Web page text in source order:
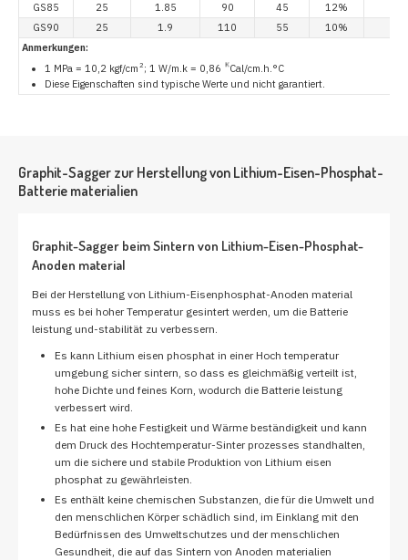
GS85
25 1.85 90 45 12%
GS90
25 1.9 110 55 10%
Anmerkungen:
1 MPa = 10,2 kgf/cm 2 ; 1 W/m.k = 0,86 KCal/cm.h.°C
Diese Eigenschaften sind typische Werte und nicht garantiert.
Graphit-Sagger zur Herstellung von Lithium-Eisen-Phosphat-
Batterie materialien
Graphit-Sagger beim Sintern von Lithium-Eisen-Phosphat-
Anoden material
Bei der Herstellung von Lithium-Eisenphosphat-Anoden material
muss es bei hoher Temperatur gesintert werden, um die Batterie
leistung und-stabilität zu verbessern.
Es kann Lithium eisen phosphat in einer Hoch temperatur
umgebung sicher sintern, so dass es gleichmäßig verteilt ist,
hohe Dichte und feines Korn, wodurch die Batterie leistung
verbessert wird.
Es hat eine hohe Festigkeit und Wärme beständigkeit und kann
dem Druck des Hochtemperatur-Sinter prozesses standhalten,
um die sichere und stabile Produktion von Lithium eisen
phosphat zu gewährleisten.
Es enthält keine chemischen Substanzen, die für die Umwelt und
den menschlichen Körper schädlich sind, im Einklang mit den
Bedürfnissen des Umweltschutzes und der menschlichen
Gesundheit, die auf das Sintern von Anoden materialien